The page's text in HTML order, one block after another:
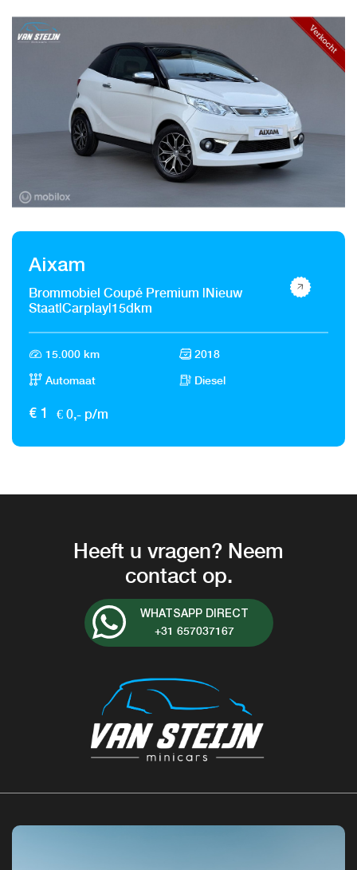
Aixam
Brommobiel Coupé Premium |Nieuw
Staat|Carplay|15dkm
15.000 km 2018
Automaat Diesel
€ 1 € 0,- p/m
Heeft u vragen? Neem
contact op.
WHATSAPP DIRECT
+31 657037167